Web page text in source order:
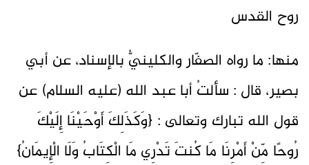
روح القدس
منها: ما رواه الصفّار والكلينيُّ بالإسناد، عن أبي
بصير، قال : سألتُ أبا عبد الله (عليه السلام) عن
قول الله تبارك وتعالى : {وَكَذَلِكَ أَوْحَيْنَا إِلَيْكَ
رُوحًا مِّنْ أَمْرِنَا مَا كُنتَ تَدْرِي مَا الْكِتَابُ وَلَا الْإِيمَانُ}